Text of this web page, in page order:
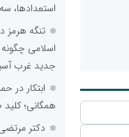
استعدادها،
تنگه هرمز
اسلامی چگونه
جدید غرب
ابتکار در
همگانی؛
دکتر